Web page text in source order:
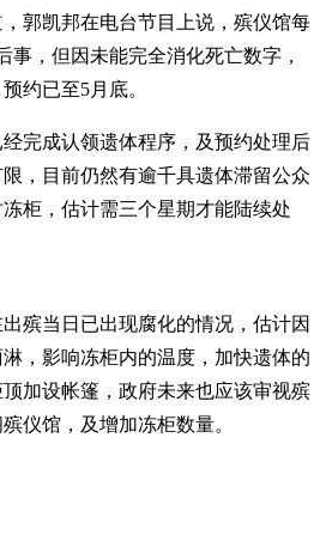
郭凯邦在电台节目上说，殡仪馆每
事，但因未能完全消化死亡数字，
约已至5月底。
完成认领遗体程序，及预约处理后
，目前仍然有逾千具遗体滞留公众
柜，估计需三个星期才能陆续处
殡当日已出现腐化的情况，估计因
，影响冻柜内的温度，加快遗体的
加设帐篷，政府未来也应该审视殡
仪馆，及增加冻柜数量。